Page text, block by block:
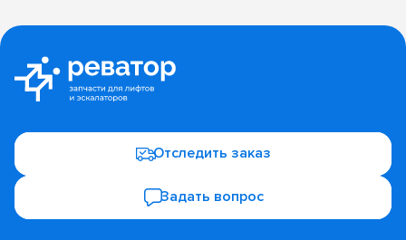
Отследить заказ
Задать вопрос